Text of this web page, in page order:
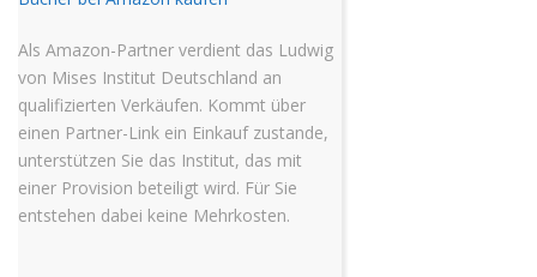
Als Amazon-Partner verdient das Ludwig
von Mises Institut Deutschland an
qualifizierten Verkäufen. Kommt über
einen Partner-Link ein Einkauf zustande,
unterstützen Sie das Institut, das mit
einer Provision beteiligt wird. Für Sie
entstehen dabei keine Mehrkosten.